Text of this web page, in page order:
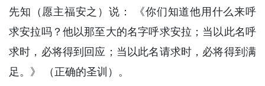
先知（愿主福安之）说： 《你们知道他用什么来呼
求安拉吗？他以那至大的名字呼求安拉；当以此名呼
求时，必将得到回应；当以此名请求时，必将得到满
足。》 （正确的圣训）。